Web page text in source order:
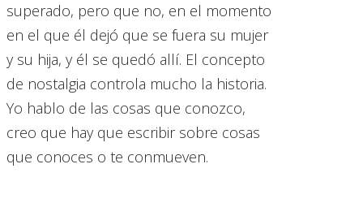
superado, pero que no, en el momento
en el que él dejó que se fuera su mujer
y su hija, y él se quedó allí. El concepto
de nostalgia controla mucho la historia.
Yo hablo de las cosas que conozco,
creo que hay que escribir sobre cosas
que conoces o te conmueven.